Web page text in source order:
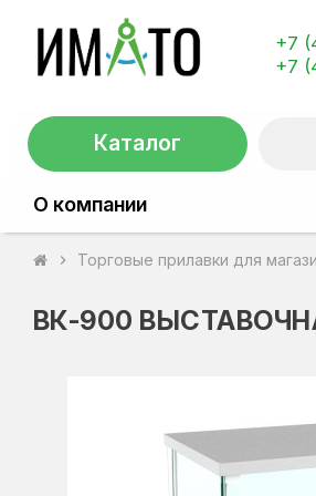
+7
+7
Каталог
О компании
chevron_right Торговые прилавки для
ВК-900